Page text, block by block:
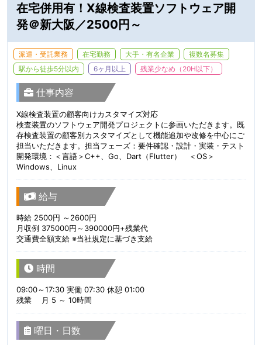
在宅併用有！X線検査装置ソフトウェア開
発＠新大阪／2500円～
派遣・受託業務 在宅勤務 大手・有名企業
複数名募集
駅から徒歩5分以内
6ヶ月以上 残業少なめ（20H以下）
仕事内容
X線検査装置の顧客向けカスタマイズ対応
検査装置のソフトウェア開発プロジェクトに参画いただきます。既
存検査装置の顧客別カスタマイズとして機能追加や改修を中心にご
担当いただきます。担当フェーズ：要件確認・設計・実装・テスト
開発環境：＜言語＞C++、Go、Dart（Flutter） ＜OS＞
Windows、Linux
給与
時給 2500円 ～2600円
月収例 375000円～390000円+残業代
交通費全額支給 ※当社規定に基づき支給
時間
09:00～17:30 実働 07:30 休憩 01:00
残業 月 5 ～ 10時間
曜日・日数